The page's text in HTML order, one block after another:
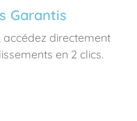
Garantis
accédez directement
en 2 clics.